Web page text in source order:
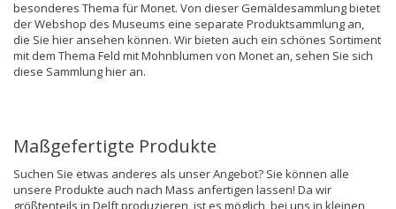
besonderes Thema für Monet. Von dieser Gemäldesammlung bietet
der Webshop des Museums eine separate Produktsammlung an,
die Sie hier ansehen können. Wir bieten auch ein schönes Sortiment
mit dem Thema Feld mit Mohnblumen von Monet an, sehen Sie sich
diese Sammlunghier an.
Maßgefertigte Produkte
Suchen Sie etwas anderes als unser Angebot? Sie können alle
unsere Produkte auch nach Mass anfertigen lassen! Da wir
größtenteils in Delft produzieren, ist es möglich, bei uns in kleinen